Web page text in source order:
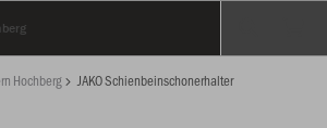
Hochberg JAKO Schienbeinschonerhalter